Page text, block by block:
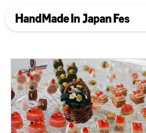
Photo Gallery
EN 中文